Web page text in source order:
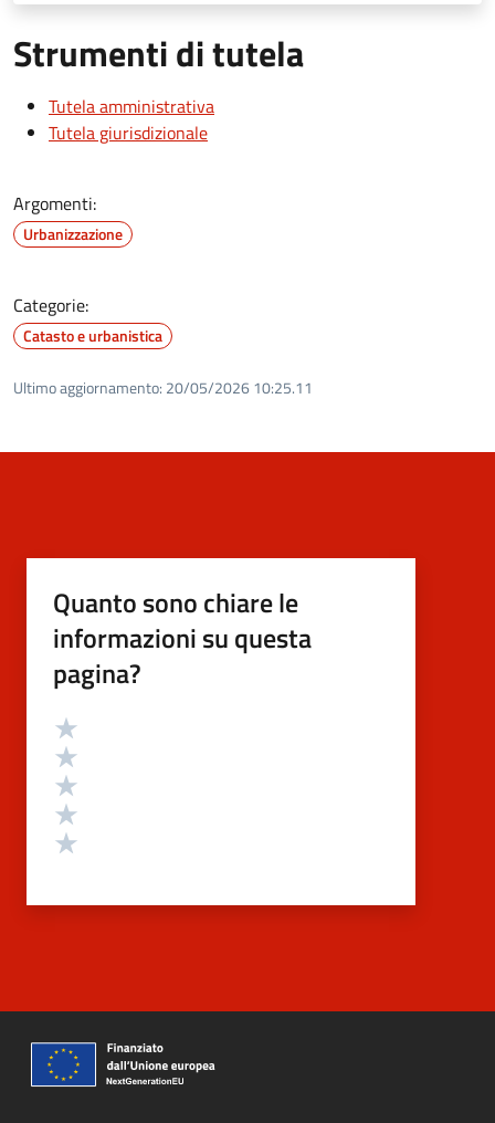
Strumenti di tutela
Tutela amministrativa
Tutela giurisdizionale
Argomenti:
Urbanizzazione
Categorie:
Catasto e urbanistica
Ultimo aggiornamento: 20/05/2026 10:25.11
Quanto sono chiare le
informazioni su questa
pagina?
Valutazione